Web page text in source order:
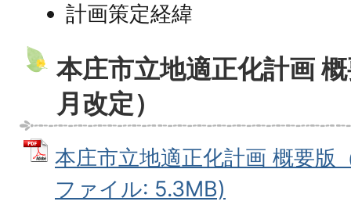
計画策定経緯
本庄市立地適正化計画
月改定）
本庄市立地適正化計画 概要版
ファイル: 5.3MB)